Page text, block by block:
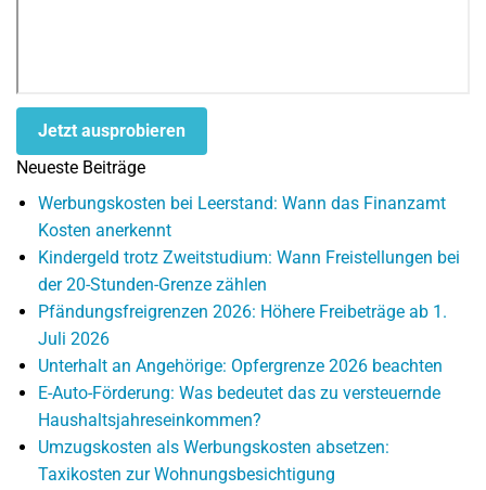
Jetzt ausprobieren
Neueste Beiträge
Werbungskosten bei Leerstand: Wann das Finanzamt
Kosten anerkennt
Kindergeld trotz Zweitstudium: Wann Freistellungen bei
der 20-Stunden-Grenze zählen
Pfändungsfreigrenzen 2026: Höhere Freibeträge ab 1.
Juli 2026
Unterhalt an Angehörige: Opfergrenze 2026 beachten
E-Auto-Förderung: Was bedeutet das zu versteuernde
Haushaltsjahreseinkommen?
Umzugskosten als Werbungskosten absetzen:
Taxikosten zur Wohnungsbesichtigung